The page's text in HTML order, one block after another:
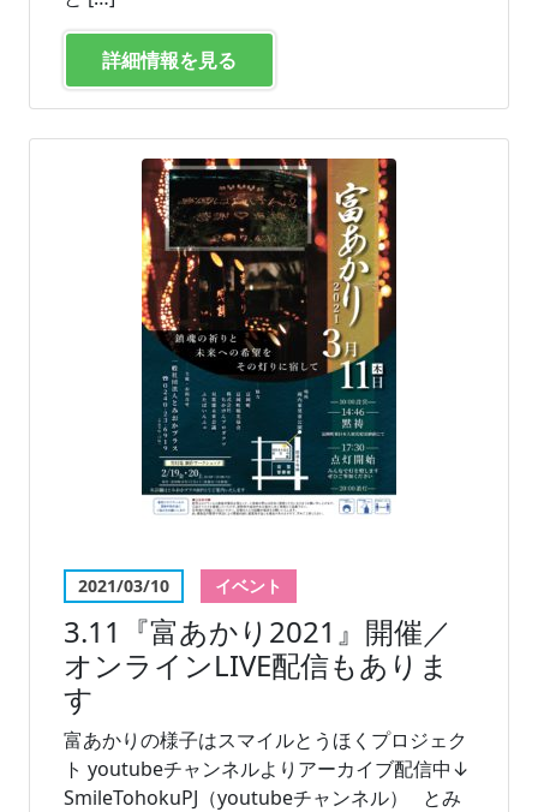
詳細情報を見る
2021/03/10 イベント
3.11『富あかり2021』開催／
オンラインLIVE配信もありま
す
富あかりの様子はスマイルとうほくプロジェク
ト youtubeチャンネルよりアーカイブ配信中↓
SmileTohokuPJ（youtubeチャンネル） とみ